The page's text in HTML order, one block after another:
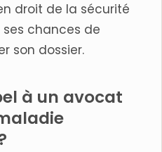
droit de la sécurité
chances de
son dossier.
à un avocat